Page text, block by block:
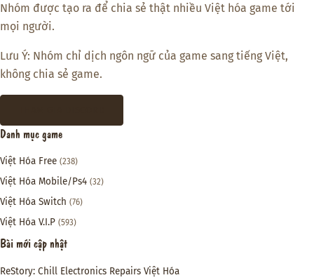
Nhóm được tạo ra để chia sẻ thật nhiều Việt hóa game tới
mọi người.
Lưu Ý: Nhóm chỉ dịch ngôn ngữ của game sang tiếng Việt,
không chia sẻ game.
Danh mục game
Việt Hóa Free (238)
Việt Hóa Mobile/Ps4 (32)
Việt Hóa Switch (76)
Việt Hóa V.I.P (593)
Bài mới cập nhật
ReStory: Chill Electronics Repairs Việt Hóa